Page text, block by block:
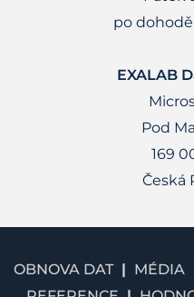
po
EXALAB
Pod
169
Česká
OBNOVA DAT MÉDIA